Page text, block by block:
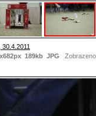
189kb JPG